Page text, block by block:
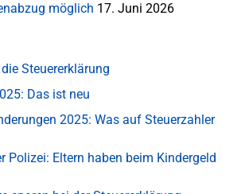
möglich 17. Juni 2026
Steuererklärung
Das ist neu
2025: Was auf Steuerzahler
Polizei: Eltern haben beim Kindergeld